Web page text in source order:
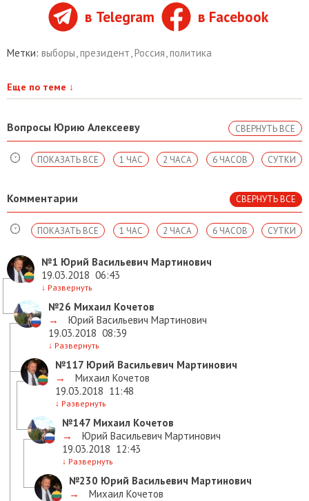
в Telegram в Facebook
Метки: выборы,президент,Россия,политика
Еще по теме ↓
Вопросы Юрию Алексееву СВЕРНУТЬ ВСЕ
СУТКИ
6 ЧАСОВ
2 ЧАСА
1 ЧАС
ПОКАЗАТЬ ВСЕ
Комментарии СВЕРНУТЬ ВСЕ
СУТКИ
6 ЧАСОВ
2 ЧАСА
1 ЧАС
ПОКАЗАТЬ ВСЕ
№1 Юрий Васильевич Мартинович
19.03.2018 06:43
↓ Развернуть
№26 Михаил Кочетов
→
Юрий Васильевич Мартинович
19.03.2018 08:39
↓ Развернуть
№117 Юрий Васильевич Мартинович
→
Михаил Кочетов
19.03.2018 11:48
↓ Развернуть
№147 Михаил Кочетов
→
Юрий Васильевич Мартинович
19.03.2018 12:43
↓ Развернуть
№230 Юрий Васильевич Мартинович
→
Михаил Кочетов